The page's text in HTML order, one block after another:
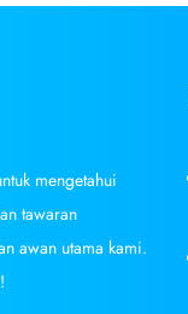
mengetahui
tawaran
awan utama kami.